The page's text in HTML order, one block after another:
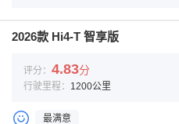
2026款 Hi4-T 智享版
评分： 4.83分
行驶里程： 1200公里
最满意